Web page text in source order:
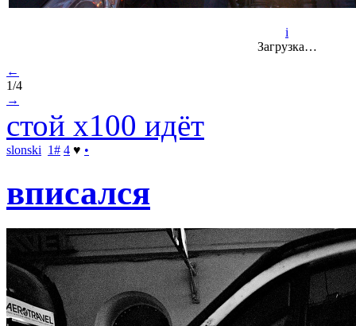
i
Загрузка…
←
1/4
→
стой x100 идёт
slonski 1# 4 ♥ •
вписался